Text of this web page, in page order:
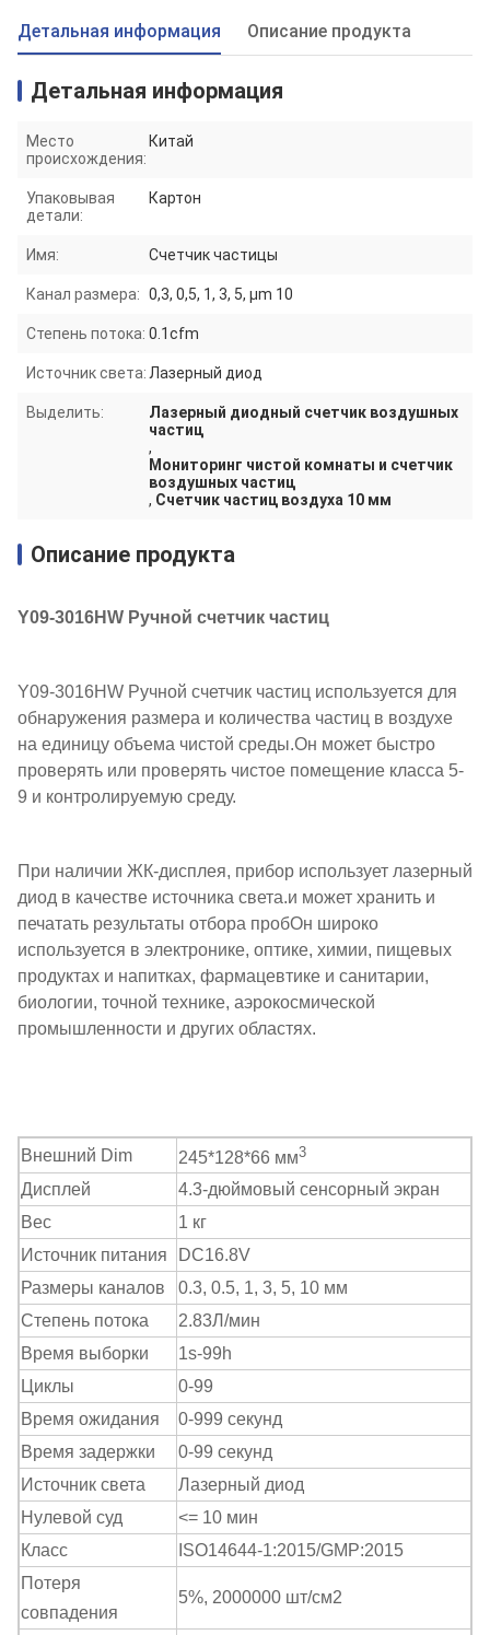
Детальная информация Описание продукта
Детальная информация
Место
происхождения:
Китай
Упаковывая
детали:
Картон
Имя: Счетчик частицы
Канал размера: 0,3, 0,5, 1, 3, 5, μm 10
Степень потока: 0.1cfm
Источник света:Лазерный диод
Выделить:
Лазерный диодный счетчик воздушных
частиц
,
Мониторинг чистой комнаты и счетчик
воздушных частиц
, Счетчик частиц воздуха 10 мм
Описание продукта
Y09-3016HW Ручной счетчик частиц
Y09-3016HW Ручной счетчик частиц используется для
обнаружения размера и количества частиц в воздухе
на единицу объема чистой среды.Он может быстро
проверять или проверять чистое помещение класса 5-
9 и контролируемую среду.
При наличии ЖК-дисплея, прибор использует лазерный
диод в качестве источника света.и может хранить и
печатать результаты отбора пробОн широко
используется в электронике, оптике, химии, пищевых
продуктах и напитках, фармацевтике и санитарии,
биологии, точной технике, аэрокосмической
промышленности и других областях.
Внешний Dim 245*128*66 мм3
Дисплей
4.3-дюймовый сенсорный экран
Вес
1 кг
Источник питания
DC16.8V
Размеры каналов
0.3, 0.5, 1, 3, 5, 10 мм
Степень потока
2.83Л/мин
Время выборки
1s-99h
Циклы
0-99
Время ожидания
0-999 секунд
Время задержки
0-99 секунд
Источник света
Лазерный диод
Нулевой суд
<= 10 мин
Класс
ISO14644-1:2015/GMP:2015
Потеря
совпадения
5%, 2000000 шт/см2